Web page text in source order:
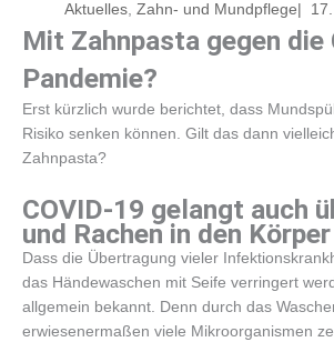
Aktuelles, Zahn- und Mundpflege
Mit Zahnpasta gegen die
Pandemie?
Erst kürzlich wurde berichtet, dass
Risiko senken können. Gilt das dann
Zahnpasta?
COVID-19 gelangt auch
und Rachen in den Körper
Dass die Übertragung vieler
das Händewaschen mit Seife verringert
allgemein bekannt. Denn durch das
erwiesenermaßen viele Mikroorganismen